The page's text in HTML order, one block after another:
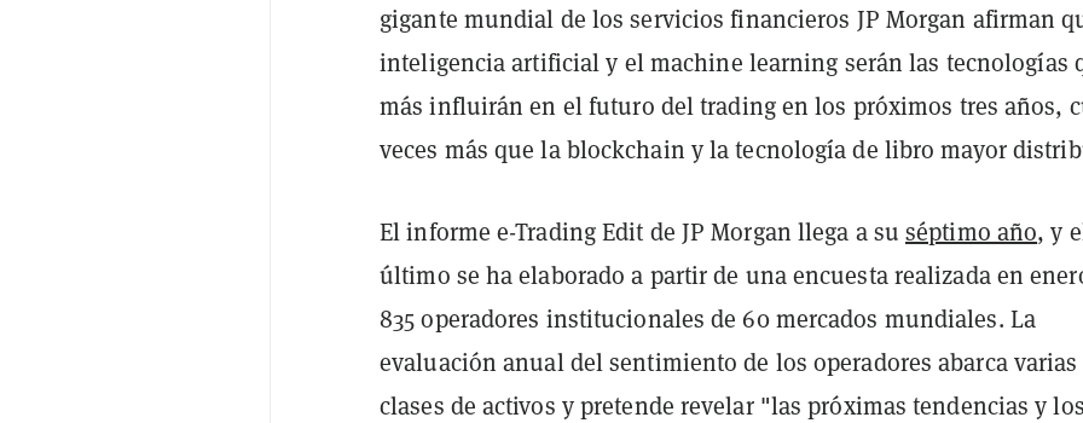
gigante mundial de los servicios financieros JP Morgan afirman
inteligencia artificial y el machine learning serán las tecnologías
más influirán en el futuro del trading en los próximos tres años,
veces más que la blockchain y la tecnología de libro mayor
El informe e-Trading Edit de JP Morgan llega a suséptimo año, y
último se ha elaborado a partir de una encuesta realizada en
835 operadores institucionales de 60 mercados mundiales. La
evaluación anual del sentimiento de los operadores abarca varias
clases de activos y pretende revelar "las próximas tendencias y los